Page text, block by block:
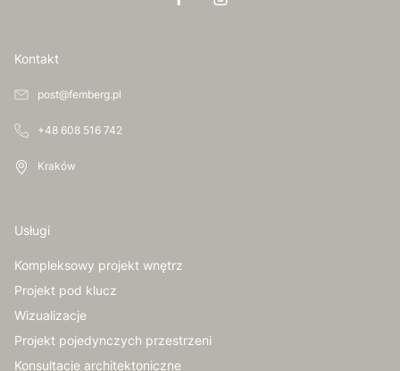
Kontakt
post@femberg.pl
+48 608 516 742
Kraków
Usługi
Kompleksowy projekt wnętrz
Projekt pod klucz
Wizualizacje
Projekt pojedynczych przestrzeni
Konsultacje architektoniczne